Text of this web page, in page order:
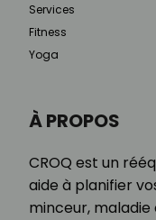
À PROPOS
CROQ est un
aide à planifier
minceur, maladie
Services
Fitness
Yoga